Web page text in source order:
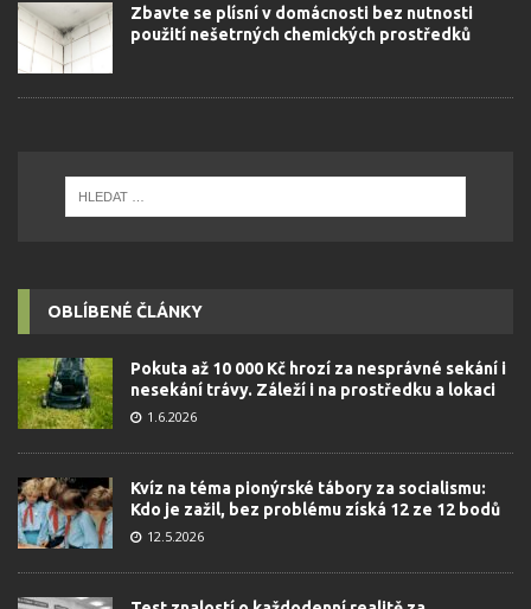
Zbavte se plísní v domácnosti bez nutnosti
použití nešetrných chemických prostředků
OBLÍBENÉ ČLÁNKY
Pokuta až 10 000 Kč hrozí za nesprávné sekání i
nesekání trávy. Záleží i na prostředku a lokaci
1.6.2026
Kvíz na téma pionýrské tábory za socialismu:
Kdo je zažil, bez problému získá 12 ze 12 bodů
12.5.2026